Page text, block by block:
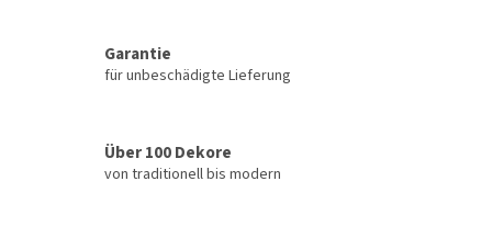
t
r
L
Garantie
für unbeschädigte Lieferung
Über 100 Dekore
von traditionell bis modern